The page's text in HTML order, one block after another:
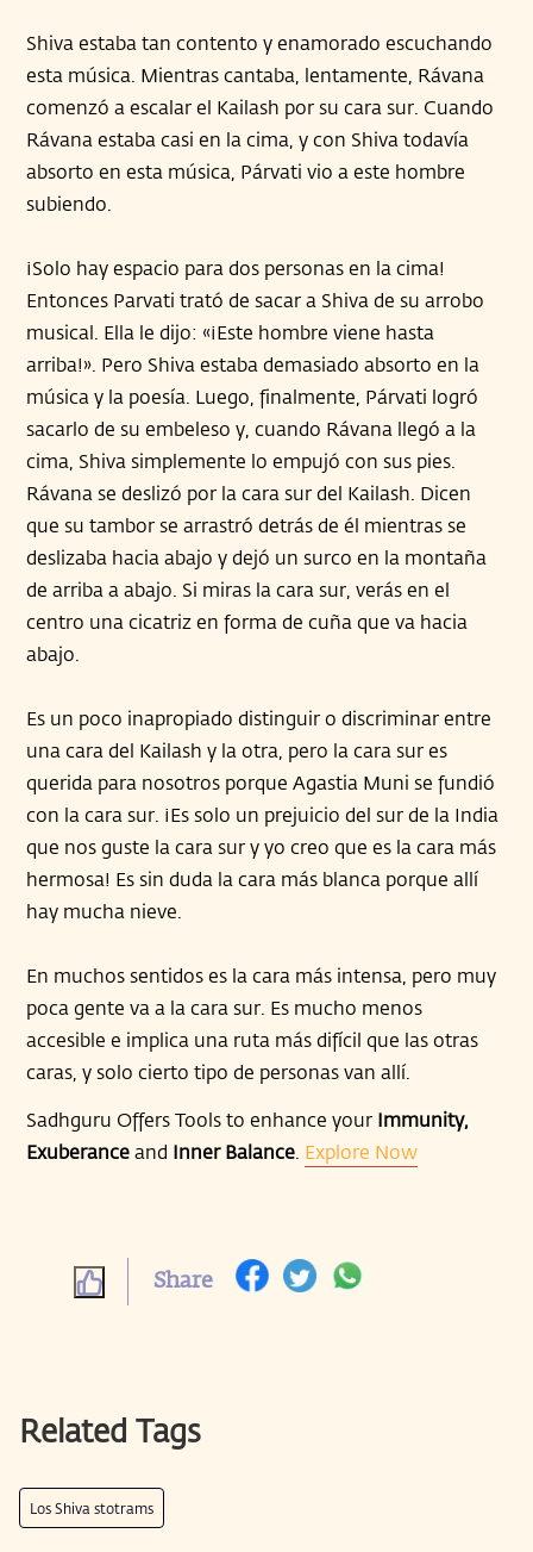
Shiva estaba tan contento y enamorado escuchando
esta música. Mientras cantaba, lentamente, Rávana
comenzó a escalar el Kailash por su cara sur. Cuando
Rávana estaba casi en la cima, y con Shiva todavía
absorto en esta música, Párvati vio a este hombre
subiendo.
¡Solo hay espacio para dos personas en la cima!
Entonces Parvati trató de sacar a Shiva de su arrobo
musical. Ella le dijo: «¡Este hombre viene hasta
arriba!». Pero Shiva estaba demasiado absorto en la
música y la poesía. Luego, finalmente, Párvati logró
sacarlo de su embeleso y, cuando Rávana llegó a la
cima, Shiva simplemente lo empujó con sus pies.
Rávana se deslizó por la cara sur del Kailash. Dicen
que su tambor se arrastró detrás de él mientras se
deslizaba hacia abajo y dejó un surco en la montaña
de arriba a abajo. Si miras la cara sur, verás en el
centro una cicatriz en forma de cuña que va hacia
abajo.
Es un poco inapropiado distinguir o discriminar entre
una cara del Kailash y la otra, pero la cara sur es
querida para nosotros porque Agastia Muni se fundió
con la cara sur. ¡Es solo un prejuicio del sur de la India
que nos guste la cara sur y yo creo que es la cara más
hermosa! Es sin duda la cara más blanca porque allí
hay mucha nieve.
En muchos sentidos es la cara más intensa, pero muy
poca gente va a la cara sur. Es mucho menos
accesible e implica una ruta más difícil que las otras
caras, y solo cierto tipo de personas van allí.
Sadhguru Offers Tools to enhance your Immunity,
Exuberanceand Inner Balance Explore Now
Share
Related Tags
Los Shiva stotrams